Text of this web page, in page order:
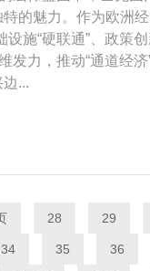
的魅力。作为欧洲
设施“硬联通”、政策
发力，推动“通道经济
...
28 29
34 35 36